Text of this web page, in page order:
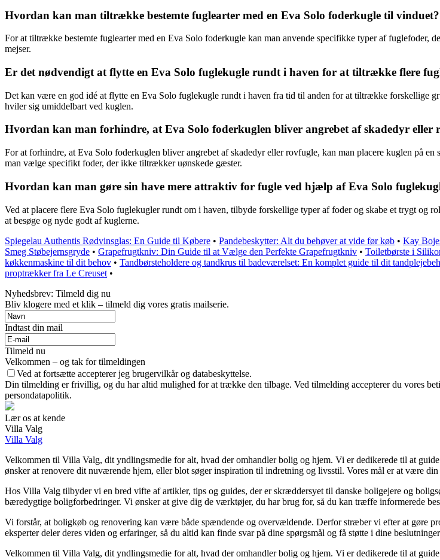
Hvordan kan man tiltrække bestemte fuglearter med en Eva Solo foderkugle til vinduet?
For at tiltrække bestemte fuglearter med en Eva Solo foderkugle kan man anvende specifikke typer af fuglefoder,
mejser.
Er det nødvendigt at flytte en Eva Solo fuglekugle rundt i haven for at tiltrække flere
Det kan være en god idé at flytte en Eva Solo fuglekugle rundt i haven fra tid til anden for at tiltrække forskellige
hviler sig umiddelbart ved kuglen.
Hvordan kan man forhindre, at Eva Solo foderkuglen bliver angrebet af skadedyr eller
For at forhindre, at Eva Solo foderkuglen bliver angrebet af skadedyr eller rovfugle, kan man placere kuglen på
man vælge specifikt foder, der ikke tiltrækker uønskede gæster.
Hvordan kan man gøre sin have mere attraktiv for fugle ved hjælp af Eva Solo
Ved at placere flere Eva Solo fuglekugler rundt om i haven, tilbyde forskellige typer af foder og skabe et trygt og
at besøge og nyde godt af kuglerne.
Spiegelau Authentis Rødvinsglas: En Guide til Købere • Pandebeskytter: Alt du behøver at vide før køb • Kay
Smeg Støbejernsgryde • Grapefrugtkniv: Din Guide til at Vælge den Perfekte Grapefrugtkniv • Toiletbørste i
køkkenmaskine til dit behov • Tandbørsteholdere og tandkrus til badeværelset: En komplet guide til dit
proptrækker fra Le Creuset •
Nyhedsbrev: Tilmeld dig nu
Bliv klogere med et klik – tilmeld dig vores gratis mailserie.
Indtast din mail
Tilmeld nu
Velkommen – og tak for tilmeldingen
Ved at fortsætte accepterer jeg brugervilkår og databeskyttelse.
Din tilmelding er frivillig, og du har altid mulighed for at trække den tilbage. Ved tilmelding accepterer du vores
persondatapolitik.
Lær os at kende
Villa Valg
Villa Valg
Velkommen til Villa Valg, dit yndlingsmedie for alt, hvad der omhandler bolig og hjem. Vi er dedikerede til at
ønsker at renovere dit nuværende hjem, eller blot søger inspiration til indretning og livsstil. Vores mål er at være
Hos Villa Valg tilbyder vi en bred vifte af artikler, tips og guides, der er skræddersyet til danske boligejere og
bæredygtige boligforbedringer. Vi ønsker at give dig de værktøjer, du har brug for, så du kan træffe informerede
Vi forstår, at boligkøb og renovering kan være både spændende og overvældende. Derfor stræber vi efter at gøre
eksperter deler deres viden og erfaringer, så du altid kan finde svar på dine spørgsmål og få støtte i dine
Velkommen til Villa Valg, dit yndlingsmedie for alt, hvad der omhandler bolig og hjem. Vi er dedikerede til at